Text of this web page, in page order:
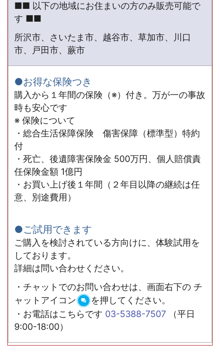
■■ 以下の地域にお住まいの方のみ販売可能で
す ■■
所沢市、さいたま市、越谷市、草加市、川口
市、戸田市、蕨市
●お得な保険つき
購入から１年間の保険（※）付き。万が一の事故
時も安心です
※ 保険について
・総合生活保障保険 傷害保障（標準型）特約
付
・死亡、後遺障害保険金 500万円、個人賠償責
任保険金額 1億円
・お買い上げ後１年間（２年目以降の継続は任
意、別途費用）
●ご試用できます
ご購入を検討されている方向けに、体験試用を
しております。
詳細は問い合わせください。
・チャットでのお問い合わせは、画面右下の チ
ャットアイコン
を押してください。
・お電話はこちらです 03-5388-7507 （平日
9:00-18:00）